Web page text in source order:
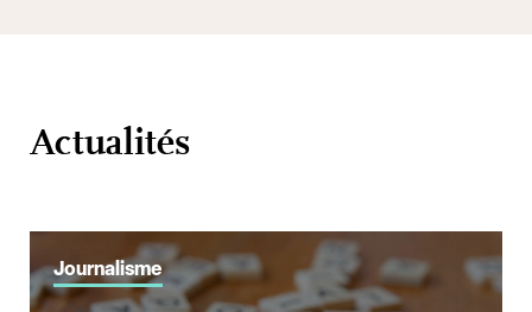
Actualités
Journalisme